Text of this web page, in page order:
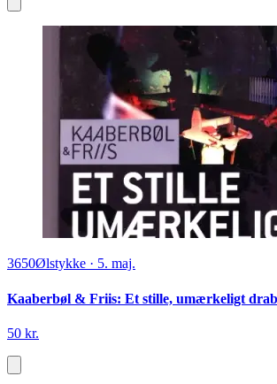
3650Ølstykke · 5. maj.
Kaaberbøl & Friis: Et stille, umærkeligt drab
50 kr.